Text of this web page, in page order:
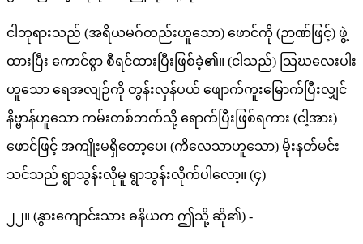
ငါဘုရားသည် (အရိယမဂ်တည်းဟူသော) ဖောင်ကို (ဉာဏ်ဖြင့်) ဖွဲ့
ထားပြီး ကောင်စွာ စီရင်ထားပြီးဖြစ်ခဲ့၏။ (ငါသည်) သြဃလေးပါး
ဟူသော ရေအလျဉ်ကို တွန်းလှန်ပယ် ဖျောက်ကူးမြောက်ပြီးလျှင်
နိဗ္ဗာန်ဟူသော ကမ်းတစ်ဘက်သို့ ရောက်ပြီးဖြစ်ရကား (ငါ့အား)
ဖောင်ဖြင့် အကျိုးမရှိတော့ပေ၊ (ကိလေသာဟူသော) မိုးနတ်မင်း
သင်သည် ရွာသွန်းလိုမူ ရွာသွန်းလိုက်ပါလော့။ (၄)
၂၂။ (နွားကျောင်းသား ဓနိယက ဤသို့ ဆို၏) -